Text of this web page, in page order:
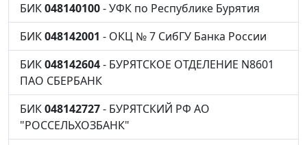
БИК048140100- УФК по Республике Бурятия
БИК048142001 - ОКЦ № 7 СибГУ Банка России
БИК048142604- БУРЯТСКОЕ ОТДЕЛЕНИЕ N8601
ПАО СБЕРБАНК
БИК048142727- БУРЯТСКИЙ РФ АО
"РОССЕЛЬХОЗБАНК"